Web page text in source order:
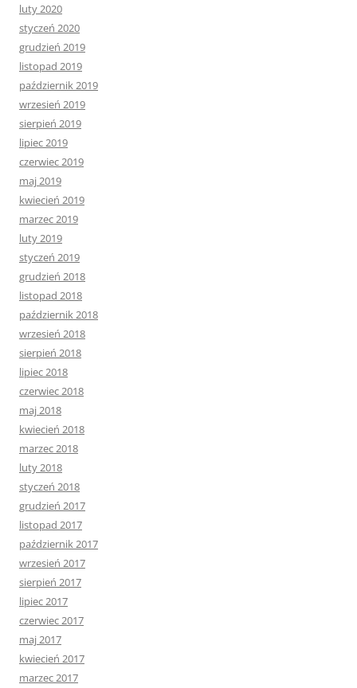
luty 2020
styczeń 2020
grudzień 2019
listopad 2019
październik 2019
wrzesień 2019
sierpień 2019
lipiec 2019
czerwiec 2019
maj 2019
kwiecień 2019
marzec 2019
luty 2019
styczeń 2019
grudzień 2018
listopad 2018
październik 2018
wrzesień 2018
sierpień 2018
lipiec 2018
czerwiec 2018
maj 2018
kwiecień 2018
marzec 2018
luty 2018
styczeń 2018
grudzień 2017
listopad 2017
październik 2017
wrzesień 2017
sierpień 2017
lipiec 2017
czerwiec 2017
maj 2017
kwiecień 2017
marzec 2017